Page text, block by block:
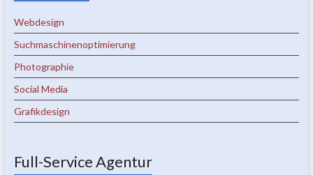
Webdesign
Suchmaschinenoptimierung
Photographie
Social Media
Grafikdesign
Full-Service Agentur